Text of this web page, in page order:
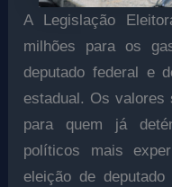
A Legislação
milhões para os
deputado federal e
estadual. Os valores
para quem já
políticos mais
eleição de